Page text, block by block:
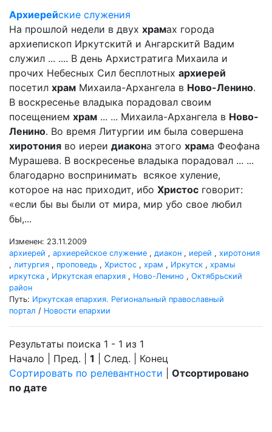
Архиерейские служения
На прошлой недели в двух храмах города
архиепископ Иркутскитй и Ангарскитй Вадим
служил ... .... В день Архистратига Михаила и
прочих Небесных Сил бесплотных архиерей
посетил храм Михаила-Архангела в Ново-Ленино.
В воскресенье владыка порадовал своим
посещением храм ... ... Михаила-Архангела в Ново-
Ленино. Во время Литургии им была совершена
хиротония во иереи диакона этого храма Феофана
Мурашева. В воскресенье владыка порадовал ... ...
благодарно воспринимать всякое хуление,
которое на нас приходит, ибо Христос говорит:
«если бы вы были от мира, мир убо свое любил
бы,...
Изменен: 23.11.2009
архиерей , архиерейское служение , диакон , иерей , хиротония
, литургия , проповедь , Христос , храм , Иркутск , храмы
иркутска , Иркутская епархия , Ново-Ленино , Октябрьский
район
Путь: Иркутская епархия. Региональный православный
портал / Новости епархии
Результаты поиска 1 - 1 из 1
Начало | Пред. | 1 | След. | Конец
Сортировать по релевантности
Отсортировано
по дате